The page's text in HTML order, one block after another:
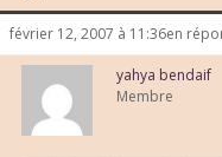
février 12, 2007 à 11:36en
yahya bendaif
Membre